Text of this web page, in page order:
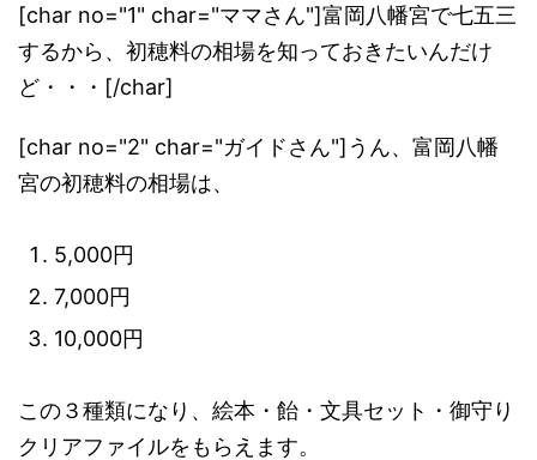
[char no="1" char="ママさん"]富岡八幡宮で七五三
するから、初穂料の相場を知っておきたいんだけ
ど・・・[/char]
[char no="2" char="ガイドさん"]うん、富岡八幡
宮の初穂料の相場は、
5,000円
7,000円
10,000円
この３種類になり、絵本・飴・文具セット・御守り
クリアファイルをもらえます。